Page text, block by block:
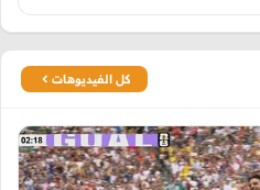
كل الفيديوهات